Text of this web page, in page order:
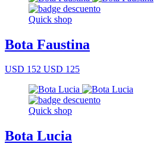
Quick shop
Bota Faustina
USD 152 USD 125
Quick shop
Bota Lucia